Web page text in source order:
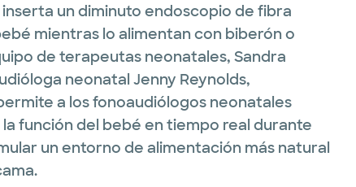
un diminuto endoscopio de fibra
mientras lo alimentan con biberón o
de terapeutas neonatales, Sandra
neonatal Jenny Reynolds,
a los fonoaudiólogos neonatales
función del bebé en tiempo real durante
un entorno de alimentación más natural